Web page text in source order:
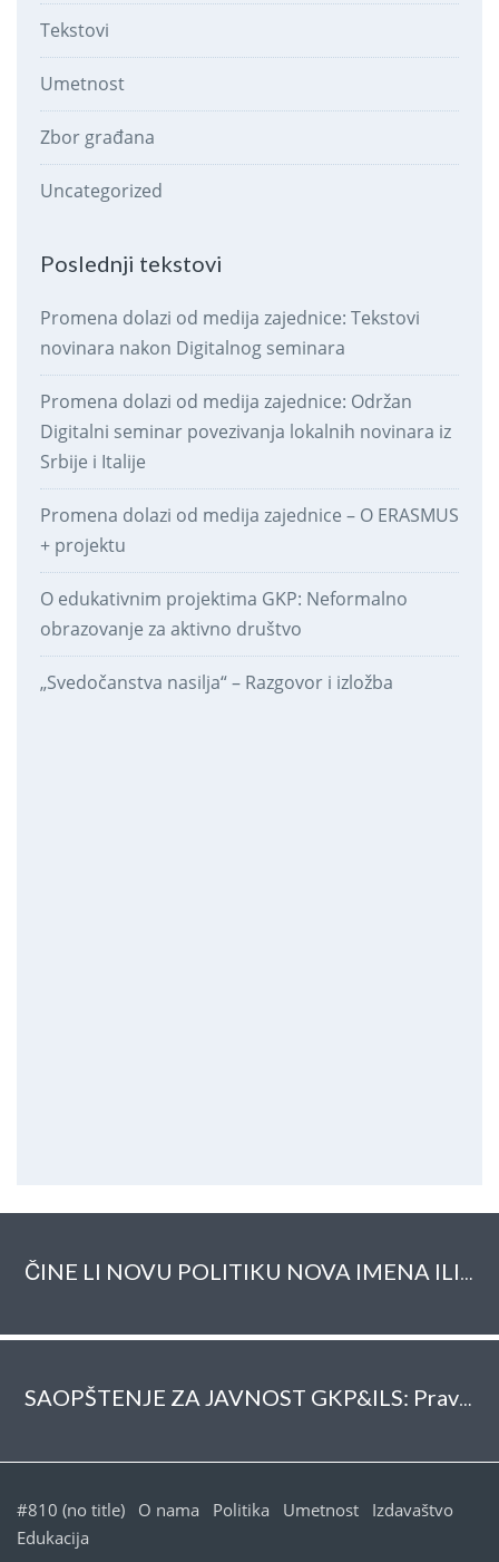
Tekstovi
Umetnost
Zbor građana
Uncategorized
Poslednji tekstovi
Promena dolazi od medija zajednice: Tekstovi
novinara nakon Digitalnog seminara
Promena dolazi od medija zajednice: Održan
Digitalni seminar povezivanja lokalnih novinara iz
Srbije i Italije
Promena dolazi od medija zajednice – O ERASMUS
+ projektu
O edukativnim projektima GKP: Neformalno
obrazovanje za aktivno društvo
„Svedočanstva nasilja“ – Razgovor i izložba
ČINE LI NOVU POLITIKU NOVA IMENA ILI NOVA LICA? – DOGAĐAJ NA INTERNETU, 18. septembar u 18h
SAOPŠTENJE ZA JAVNOST GKP&ILS: Prava građana na lokalnu i mesnu samoupravu će i dalje biti pod udarom
#810 (no title) O nama Politika Umetnost
Izdavaštvo
Edukacija